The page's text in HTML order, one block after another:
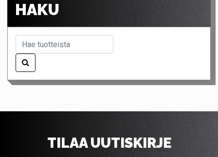
HAKU
TILAA UUTISKIRJE